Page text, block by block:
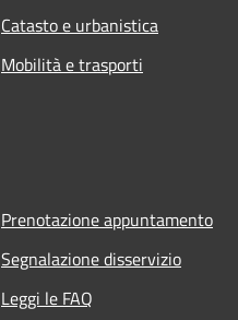
Catasto e urbanistica
Mobilità e trasporti
Prenotazione appuntamento
Segnalazione disservizio
Leggi le FAQ